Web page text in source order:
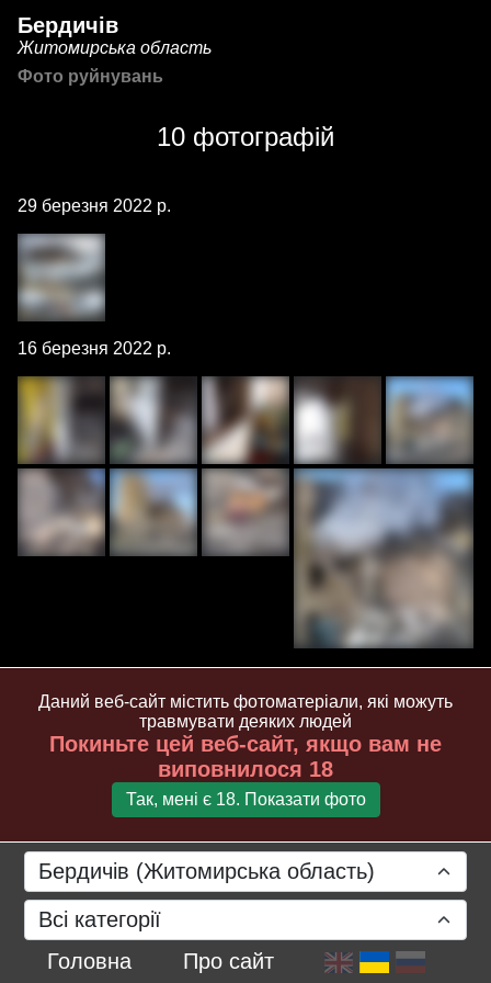
Бердичів
Житомирська область
Фото руйнувань
10 фотографій
29 березня 2022 р.
16 березня 2022 р.
Бердичів (Житомирська область)
Всі категорії
Головна
Про сайт
Даний веб-сайт містить фотоматеріали, які можуть
травмувати деяких людей
Покиньте цей веб-сайт, якщо вам не
виповнилося 18
Так, мені є 18. Показати фото